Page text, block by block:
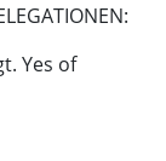
Yes of